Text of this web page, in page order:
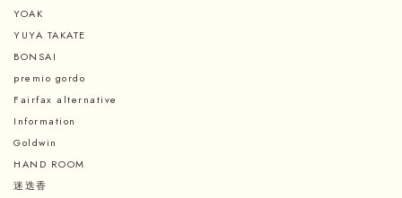
YOAK
YUYA TAKATE
BONSAI
premio gordo
Fairfax alternative
Information
Goldwin
HAND ROOM
迷迭香